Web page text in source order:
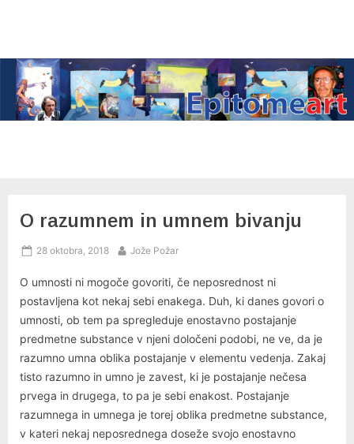
O razumnem in umnem bivanju
Posted
28 oktobra, 2018 By
Jože Požar
O umnosti ni mogoče govoriti, če neposrednost ni
postavljena kot nekaj sebi enakega. Duh, ki danes govori o
umnosti, ob tem pa spregleduje enostavno postajanje
predmetne substance v njeni določeni podobi, ne ve, da je
razumno umna oblika postajanje v elementu vedenja. Zakaj
tisto razumno in umno je zavest, ki je postajanje nečesa
prvega in drugega, to pa je sebi enakost. Postajanje
razumnega in umnega je torej oblika predmetne substance,
v kateri nekaj neposrednega doseže svojo enostavno